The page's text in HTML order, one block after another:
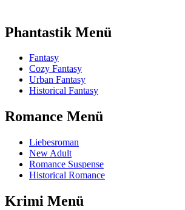
Phantastik Menü
Fantasy
Cozy Fantasy
Urban Fantasy
Historical Fantasy
Romance Menü
Liebesroman
New Adult
Romance Suspense
Historical Romance
Krimi Menü